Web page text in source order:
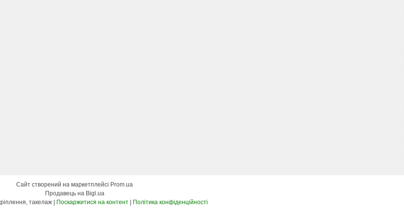
Сайт створений на маркетплейсі Prom.ua
Продавець на Bigl.ua
Поскаржитися на контент Політика конфіденційності